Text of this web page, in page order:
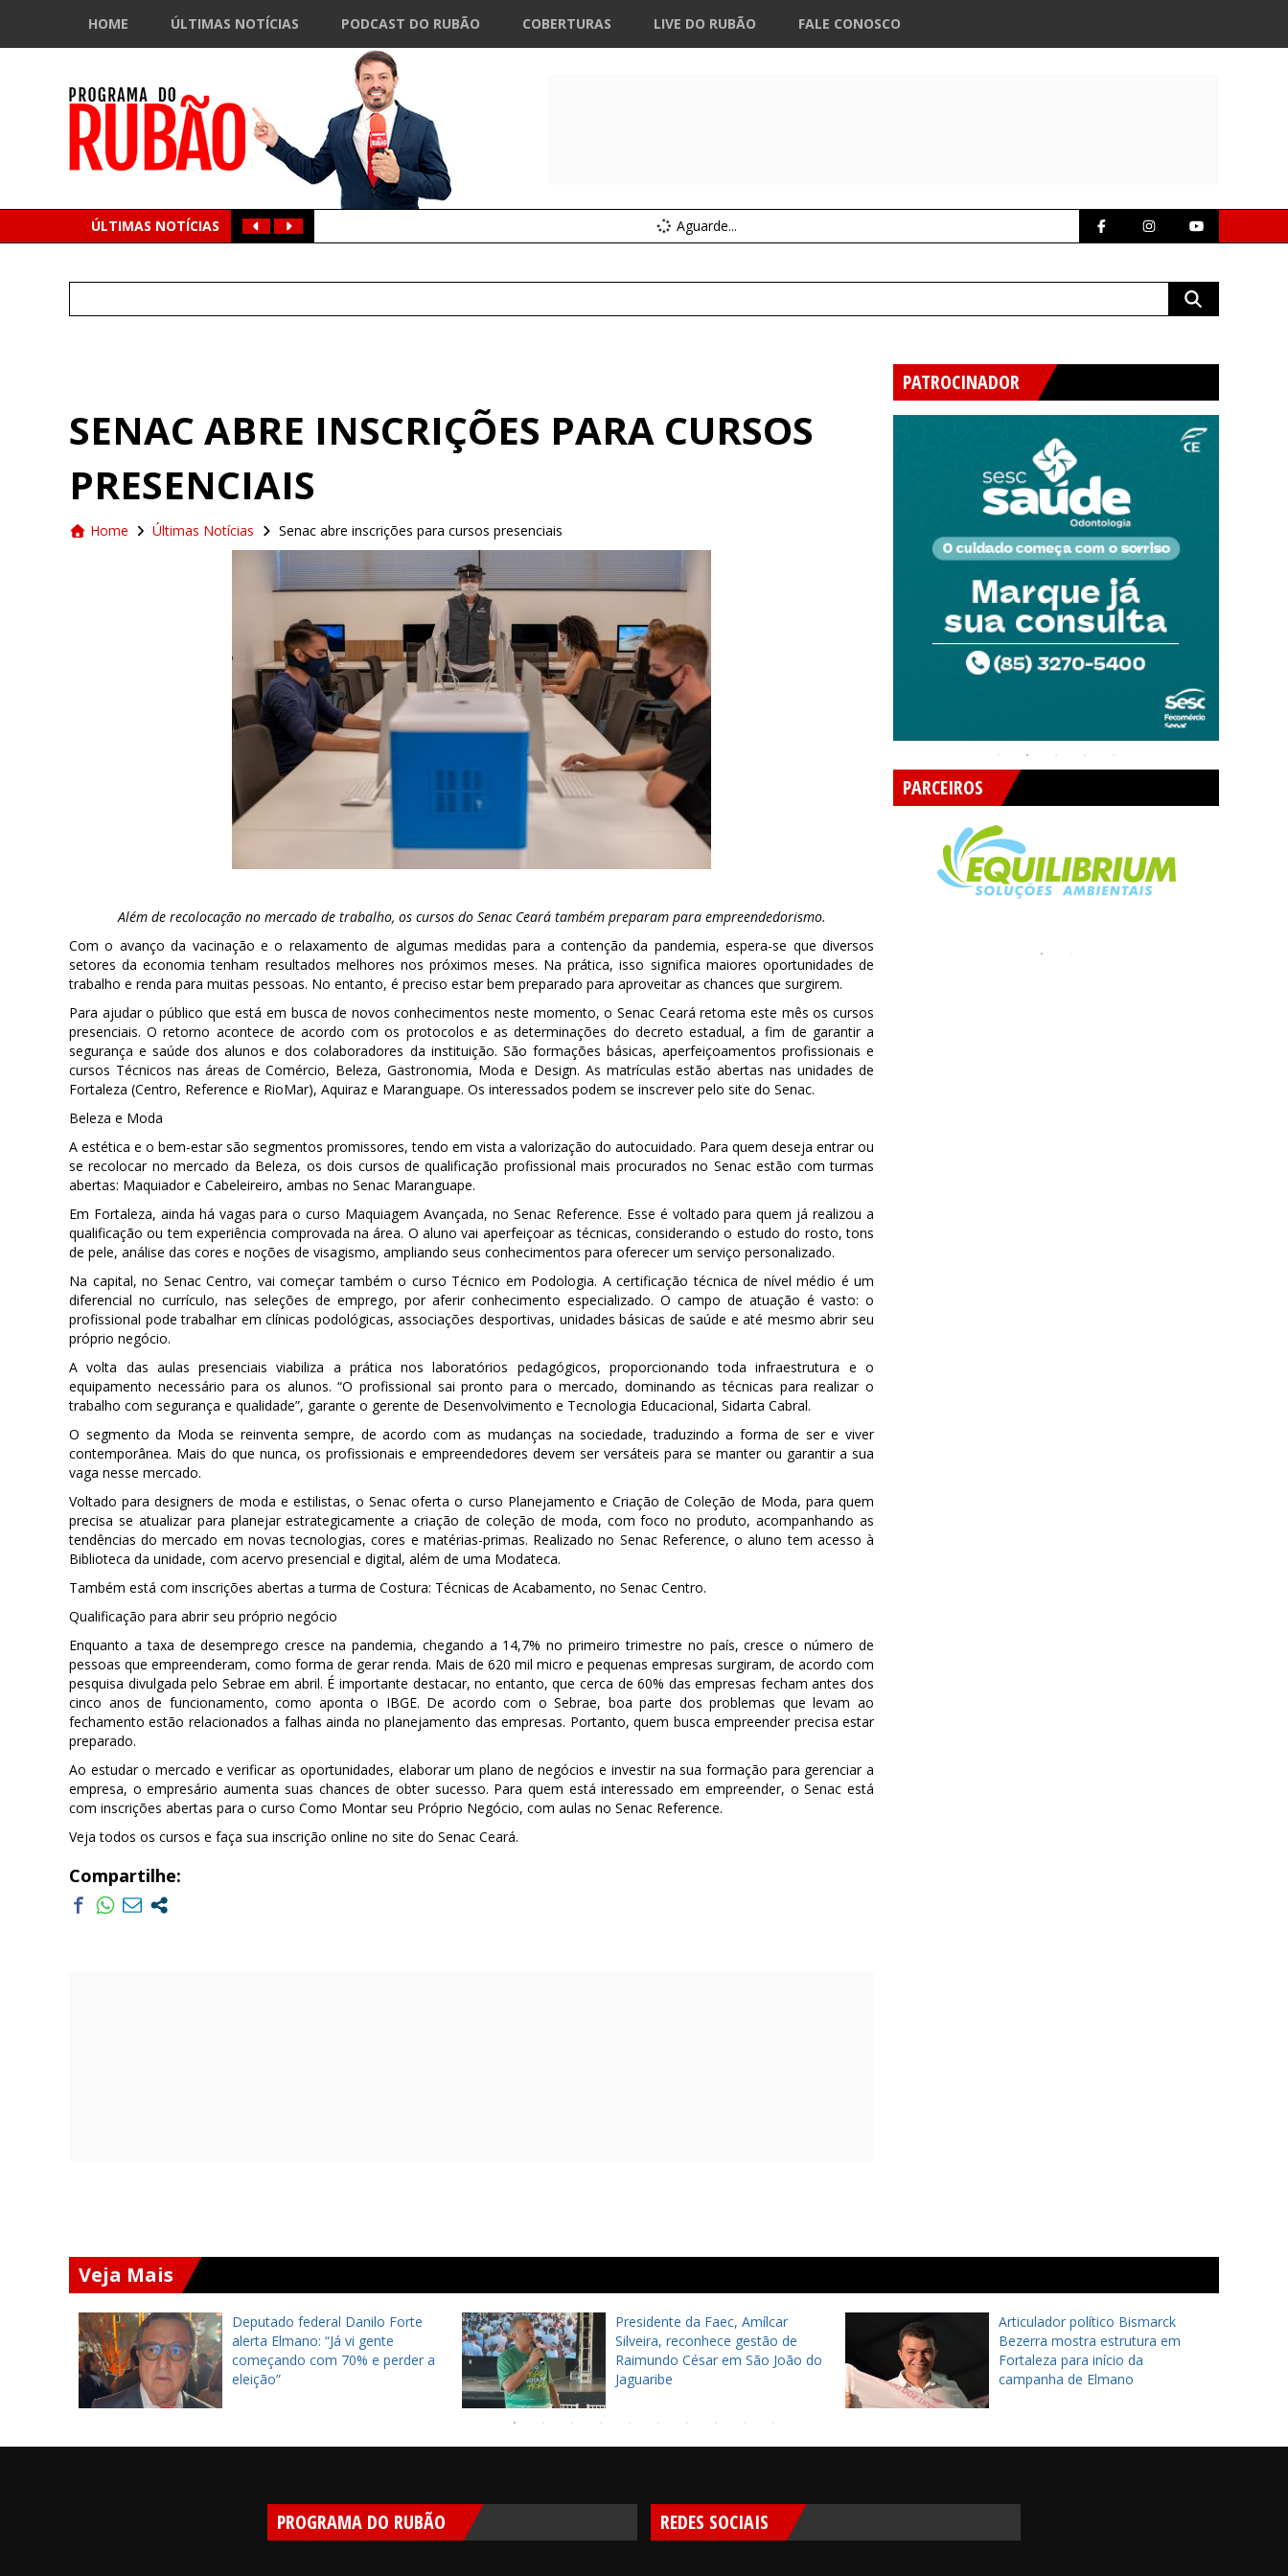
HOME ÚLTIMAS NOTÍCIAS PODCAST DO RUBÃO COBERTURAS LIVE DO RUBÃO FALE CONOSCO
ÚLTIMAS NOTÍCIAS Aguarde...
SENAC ABRE INSCRIÇÕES PARA CURSOS
PRESENCIAIS
Home Últimas Notícias Senac abre inscrições para cursos presenciais
Além de recolocação no mercado de trabalho, os cursos do Senac Ceará também preparam para empreendedorismo.
Com o avanço da vacinação e o relaxamento de algumas medidas para a contenção da pandemia, espera-se que diversos
setores da economia tenham resultados melhores nos próximos meses. Na prática, isso significa maiores oportunidades de
trabalho e renda para muitas pessoas. No entanto, é preciso estar bem preparado para aproveitar as chances que surgirem.
Para ajudar o público que está em busca de novos conhecimentos neste momento, o Senac Ceará retoma este mês os cursos
presenciais. O retorno acontece de acordo com os protocolos e as determinações do decreto estadual, a fim de garantir a
segurança e saúde dos alunos e dos colaboradores da instituição. São formações básicas, aperfeiçoamentos profissionais e
cursos Técnicos nas áreas de Comércio, Beleza, Gastronomia, Moda e Design. As matrículas estão abertas nas unidades de
Fortaleza (Centro, Reference e RioMar), Aquiraz e Maranguape. Os interessados podem se inscrever pelo site do Senac.
Beleza e Moda
A estética e o bem-estar são segmentos promissores, tendo em vista a valorização do autocuidado. Para quem deseja entrar ou
se recolocar no mercado da Beleza, os dois cursos de qualificação profissional mais procurados no Senac estão com turmas
abertas: Maquiador e Cabeleireiro, ambas no Senac Maranguape.
Em Fortaleza, ainda há vagas para o curso Maquiagem Avançada, no Senac Reference. Esse é voltado para quem já realizou a
qualificação ou tem experiência comprovada na área. O aluno vai aperfeiçoar as técnicas, considerando o estudo do rosto, tons
de pele, análise das cores e noções de visagismo, ampliando seus conhecimentos para oferecer um serviço personalizado.
Na capital, no Senac Centro, vai começar também o curso Técnico em Podologia. A certificação técnica de nível médio é um
diferencial no currículo, nas seleções de emprego, por aferir conhecimento especializado. O campo de atuação é vasto: o
profissional pode trabalhar em clínicas podológicas, associações desportivas, unidades básicas de saúde e até mesmo abrir seu
próprio negócio.
A volta das aulas presenciais viabiliza a prática nos laboratórios pedagógicos, proporcionando toda infraestrutura e o
equipamento necessário para os alunos. “O profissional sai pronto para o mercado, dominando as técnicas para realizar o
trabalho com segurança e qualidade”, garante o gerente de Desenvolvimento e Tecnologia Educacional, Sidarta Cabral.
O segmento da Moda se reinventa sempre, de acordo com as mudanças na sociedade, traduzindo a forma de ser e viver
contemporânea. Mais do que nunca, os profissionais e empreendedores devem ser versáteis para se manter ou garantir a sua
vaga nesse mercado.
Voltado para designers de moda e estilistas, o Senac oferta o curso Planejamento e Criação de Coleção de Moda, para quem
precisa se atualizar para planejar estrategicamente a criação de coleção de moda, com foco no produto, acompanhando as
tendências do mercado em novas tecnologias, cores e matérias-primas. Realizado no Senac Reference, o aluno tem acesso à
Biblioteca da unidade, com acervo presencial e digital, além de uma Modateca.
Também está com inscrições abertas a turma de Costura: Técnicas de Acabamento, no Senac Centro.
Qualificação para abrir seu próprio negócio
Enquanto a taxa de desemprego cresce na pandemia, chegando a 14,7% no primeiro trimestre no país, cresce o número de
pessoas que empreenderam, como forma de gerar renda. Mais de 620 mil micro e pequenas empresas surgiram, de acordo com
pesquisa divulgada pelo Sebrae em abril. É importante destacar, no entanto, que cerca de 60% das empresas fecham antes dos
cinco anos de funcionamento, como aponta o IBGE. De acordo com o Sebrae, boa parte dos problemas que levam ao
fechamento estão relacionados a falhas ainda no planejamento das empresas. Portanto, quem busca empreender precisa estar
preparado.
Ao estudar o mercado e verificar as oportunidades, elaborar um plano de negócios e investir na sua formação para gerenciar a
empresa, o empresário aumenta suas chances de obter sucesso. Para quem está interessado em empreender, o Senac está
com inscrições abertas para o curso Como Montar seu Próprio Negócio, com aulas no Senac Reference.
Veja todos os cursos e faça sua inscrição online no site do Senac Ceará.
Compartilhe:
PATROCINADOR
PARCEIROS
Veja Mais
Deputado federal Danilo Forte
alerta Elmano: “Já vi gente
começando com 70% e perder a
eleição”
Presidente da Faec, Amílcar
Silveira, reconhece gestão de
Raimundo César em São João do
Jaguaribe
Articulador político Bismarck
Bezerra mostra estrutura em
Fortaleza para início da
campanha de Elmano
PROGRAMA DO RUBÃO REDES SOCIAIS